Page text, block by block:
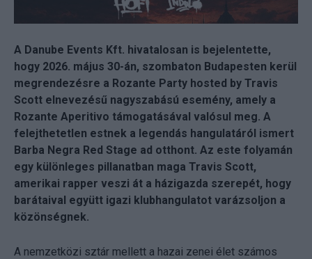
A Danube Events Kft. hivatalosan is bejelentette,
hogy 2026. május 30-án, szombaton Budapesten kerül
megrendezésre a Rozante Party hosted by Travis
Scott elnevezésű nagyszabású esemény, amely a
Rozante Aperitivo támogatásával valósul meg. A
felejthetetlen estnek a legendás hangulatáról ismert
Barba Negra Red Stage ad otthont. Az este folyamán
egy különleges pillanatban maga Travis Scott,
amerikai rapper veszi át a házigazda szerepét, hogy
barátaival együtt igazi klubhangulatot varázsoljon a
közönségnek.
A nemzetközi sztár mellett a hazai zenei élet számos